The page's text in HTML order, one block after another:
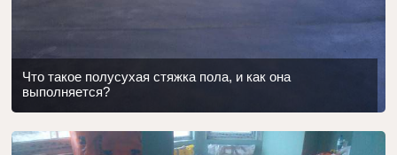
Что такое полусухая стяжка пола, и как она
выполняется?